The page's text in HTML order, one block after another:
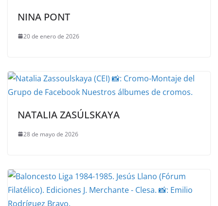
NINA PONT
20 de enero de 2026
NATALIA ZASÚLSKAYA
28 de mayo de 2026